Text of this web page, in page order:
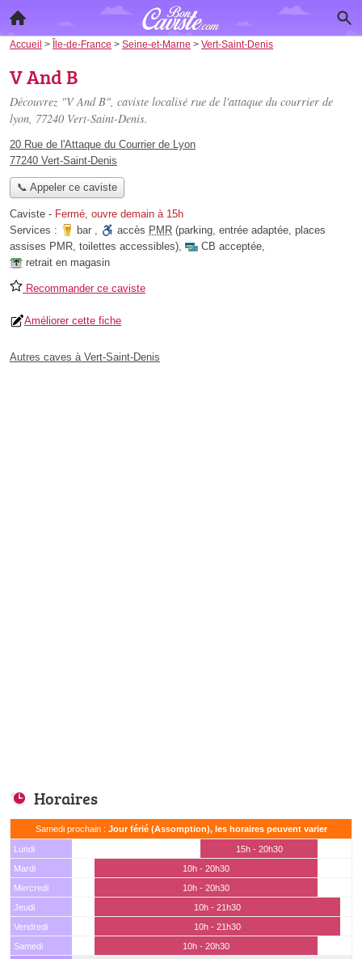
Accueil > Île-de-France > Seine-et-Marne > Vert-Saint-Denis
V And B
Découvrez "V And B", caviste localisé rue de l'attaque du courrier de
lyon, 77240 Vert-Saint-Denis.
20 Rue de l'Attaque du Courrier de Lyon
77240 Vert-Saint-Denis
📞 Appeler ce caviste
Caviste - Fermé, ouvre demain à 15h
Services :
bar , accès PMR (parking, entrée adaptée, places
assises PMR, toilettes accessibles), CB acceptée,
retrait en magasin
Recommander ce caviste
Améliorer cette fiche
Autres caves à Vert-Saint-Denis
Horaires
Samedi prochain : Jour férié (Assomption), les horaires peuvent varier
Lundi
15h - 20h30
Mardi
10h - 20h30
Mercredi
10h - 20h30
Jeudi
10h - 21h30
Vendredi
10h - 21h30
Samedi
10h - 20h30